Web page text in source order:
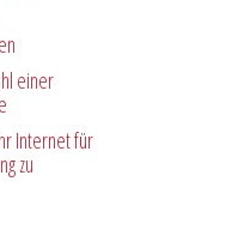
einer
Internet für
zu